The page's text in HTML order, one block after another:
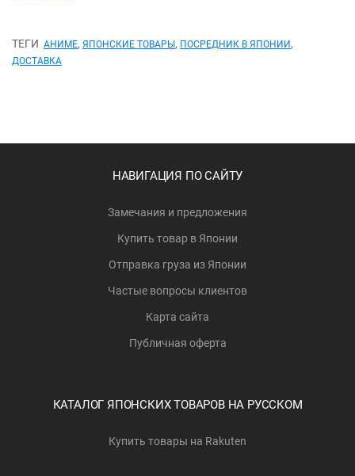
ТЕГИ АНИМЕ, ЯПОНСКИЕ ТОВАРЫ , ПОСРЕДНИК В ЯПОНИИ ,
ДОСТАВКА
НАВИГАЦИЯ ПО САЙТУ
Замечания и предложения
Купить товар в Японии
Отправка груза из Японии
Частые вопросы клиентов
Карта сайта
Публичная оферта
КАТАЛОГ ЯПОНСКИХ ТОВАРОВ НА РУССКОМ
Купить товары на Rakuten